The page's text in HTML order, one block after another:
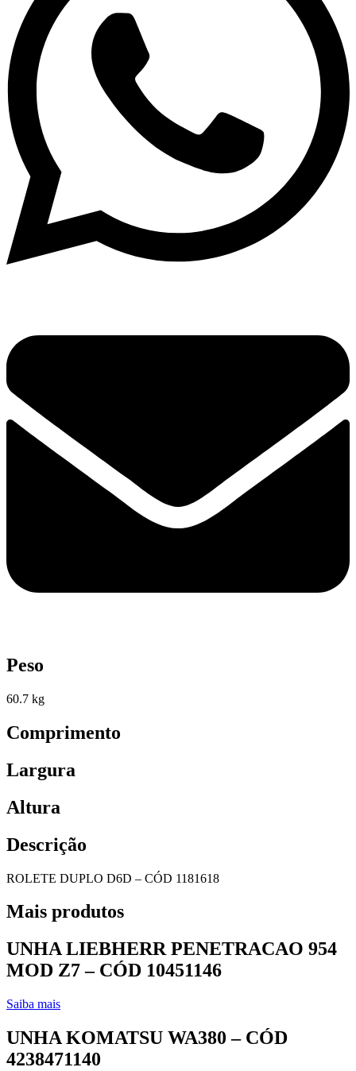
Peso
60.7 kg
Comprimento
Largura
Altura
Descrição
ROLETE DUPLO D6D – CÓD 1181618
Mais produtos
UNHA LIEBHERR PENETRACAO 954
MOD Z7 – CÓD 10451146
Saiba mais
UNHA KOMATSU WA380 – CÓD
4238471140